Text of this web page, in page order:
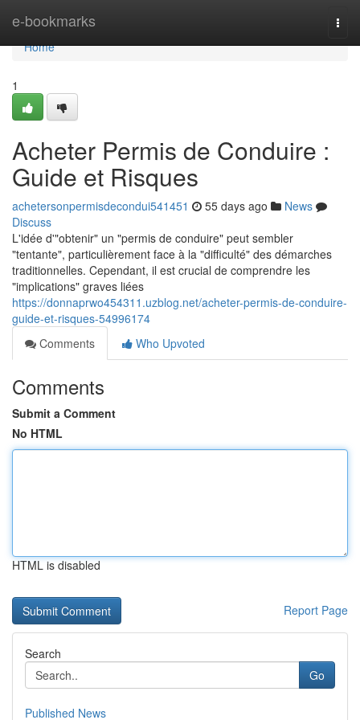
e-bookmarks
Home
Home
1
Acheter Permis de Conduire :
Guide et Risques
achetersonpermisdecondui541451 55 days ago
News
Discuss
L'idée d'"obtenir" un "permis de conduire" peut sembler
"tentante", particulièrement face à la "difficulté" des démarches
traditionnelles. Cependant, il est crucial de comprendre les
"implications" graves liées
https://donnaprwo454311.uzblog.net/acheter-permis-de-conduire-
guide-et-risques-54996174
Comments
Who Upvoted
Comments
Submit a Comment
No HTML
HTML is disabled
Report Page
Search
Go
Published News